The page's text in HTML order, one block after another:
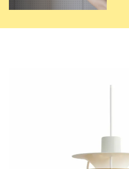
下記に測定した長さなどを入力いただく
B：テーブル天板から器具の下面（